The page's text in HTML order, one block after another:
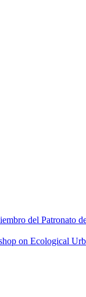
del Patronato
on Ecological